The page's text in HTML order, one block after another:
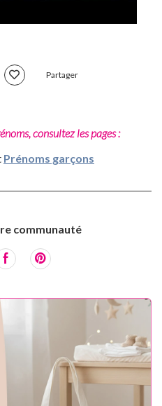
Partager
consultez les pages :
Prénoms garçons
communauté